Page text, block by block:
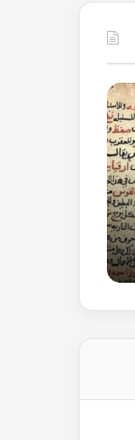
كلمات
بها
همزة
متطرفة
على
الواو